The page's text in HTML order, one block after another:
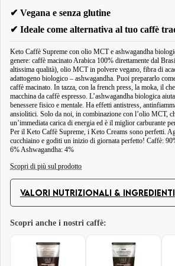
✔ Vegana e senza glutine
✔ Ideale come alternativa al tuo caffè
Keto Caffè Supreme con olio MCT e ashwagandha
genere: caffè macinato Arabica 100% direttamente dal
altissima qualità), olio MCT in polvere vegano, fibra di
adattogeno biologico – ashwagandha. Puoi prepararlo
caffè macinato. In tazza, con la french press, la moka, il
macchina da caffè espresso. L’ashwagandha biologica
benessere fisico e mentale. Ha effetti antistress,
ansiolitici. Solo da noi, in combinazione con l’olio MCT,
un’immediata carica di energia ed è il miglior carburante
Per il Keto Caffè Supreme, i Keto Creams sono perfetti.
cucchiaino e goditi un inizio di giornata perfetto! Caffè:
6% Ashwagandha: 4%
Scopri di più sul prodotto
Keto Caffè Supreme è la bevanda calda ideale con cui
giornata. Non solo quando segui una dieta chetogenica o a
di carboidrati. La preparazione del Keto Caffè richiede solo
acacia contribuisce a ridurre i livelli di colesterolo,
zucchero nel sangue, protegge dal diabete e aiuta nel
digestivi. È un caffè ideale letteralmente per tutti. Si abbina
VALORI NUTRIZIONALI & INGREDIENTI
Valori nutrizionali
Scopri anche i nostri caffè: